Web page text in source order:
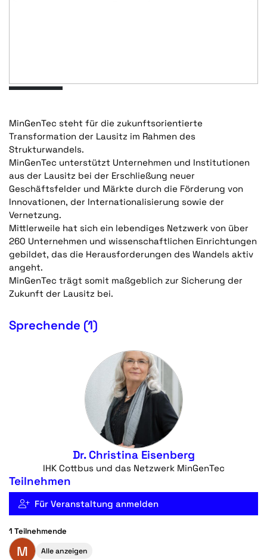
MinGenTec steht für die zukunftsorientierte
Transformation der Lausitz im Rahmen des
Strukturwandels.
MinGenTec unterstützt Unternehmen und Institutionen
aus der Lausitz bei der Erschließung neuer
Geschäftsfelder und Märkte durch die Förderung von
Innovationen, der Internationalisierung sowie der
Vernetzung.
Mittlerweile hat sich ein lebendiges Netzwerk von über
260 Unternehmen und wissenschaftlichen Einrichtungen
gebildet, das die Herausforderungen des Wandels aktiv
angeht.
MinGenTec trägt somit maßgeblich zur Sicherung der
Zukunft der Lausitz bei.
Sprechende (1)
Dr. Christina Eisenberg
IHK Cottbus und das Netzwerk MinGenTec
Teilnehmen
Für Veranstaltung anmelden
1 Teilnehmende
M Alle anzeigen